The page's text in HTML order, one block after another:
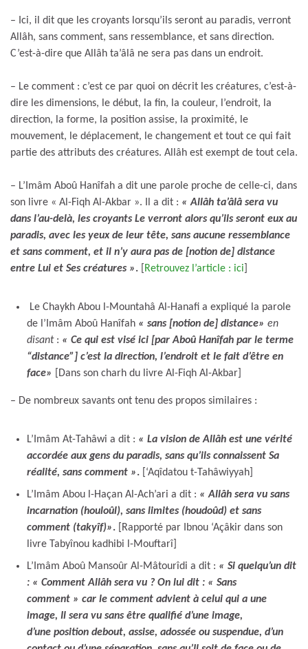
– Ici, il dit que les croyants lorsqu’ils seront au paradis, verront
Allâh, sans comment, sans ressemblance, et sans direction.
C’est-à-dire que Allâh ta’âlâ ne sera pas dans un endroit.
– Le comment : c’est ce par quoi on décrit les créatures, c’est-à-
dire les dimensions, le début, la fin, la couleur, l’endroit, la
direction, la forme, la position assise, la proximité, le
mouvement, le déplacement, le changement et tout ce qui fait
partie des attributs des créatures. Allâh est exempt de tout cela.
– L’Imâm Aboû Hanîfah a dit une parole proche de celle-ci, dans
son livre « Al-Fiqh Al-Akbar ». Il a dit : « Allâh ta’âlâ sera vu
dans l’au-delà, les croyants Le verront alors qu’ils seront eux au
paradis, avec les yeux de leur tête, sans aucune ressemblance
et sans comment, et il n’y aura pas de [notion de] distance
entre Lui et Ses créatures ». Retrouvez l’article : ici
Le Chaykh Abou l-Mountahâ Al-Hanafi a expliqué la parole
de l’Imâm Aboû Hanîfah « sans [notion de] distance» en
disant: « Ce qui est visé ici [par Aboû Hanîfah par le terme
“distance”] c’est la direction, l’endroit et le fait d’être en
face»
[Dans son charh du livre Al-Fiqh Al-Akbar]
– De nombreux savants ont tenu des propos similaires :
L’Imâm At-Tahâwi a dit : « La vision de Allâh est une vérité
accordée aux gens du paradis, sans qu’ils connaissent Sa
réalité, sans comment ».
[‘Aqîdatou t-Tahâwiyyah]
L’Imâm Abou l-Haçan Al-Ach’ari a dit : « Allâh sera vu sans
incarnation (houloûl), sans limites (houdoûd) et sans
comment (takyîf)».
[Rapporté par Ibnou ‘Açâkir dans son
livre Tabyînou kadhibi l-Mouftarî]
L’Imâm Aboû Mansoûr Al-Mâtourîdi a dit : « Si quelqu’un dit
: « Comment Allâh sera vu ? On lui dit : « Sans
comment » car le comment advient à celui qui a une
image, Il sera vu sans être qualifié d’une image,
d’une position debout, assise, adossée ou suspendue, d’un